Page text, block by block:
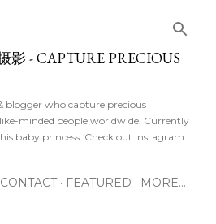
影 - CAPTURE PRECIOUS
blogger who capture precious
minded people worldwide. Currently
baby princess. Check out Instagram
CONTACT FEATURED MORE…